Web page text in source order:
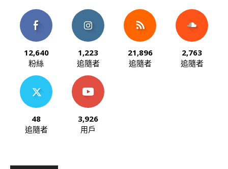
12,640
粉絲
1,223
追隨者
21,896
追隨者
2,763
追隨者
48
追隨者
3,926
用戶